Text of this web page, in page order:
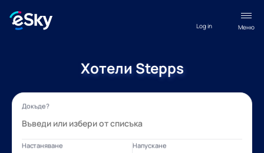
Меню
Log in
Хотели Stepps